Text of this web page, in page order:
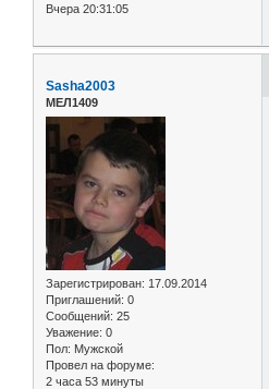
Вчера 20:31:05
Sasha2003
МЕЛ1409
Зарегистрирован: 17.09.2014
Приглашений: 0
Сообщений: 25
Уважение: 0
Пол: Мужской
Провел на форуме:
2 часа 53 минуты